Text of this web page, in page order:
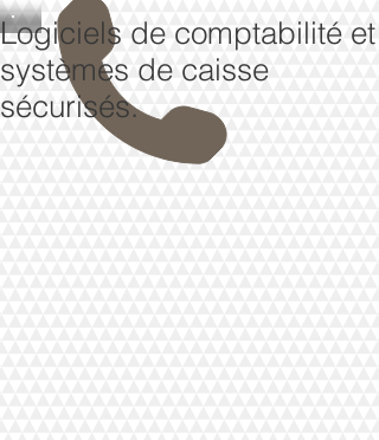
Logiciels de comptabilité et
systèmes de caisse
sécurisés.